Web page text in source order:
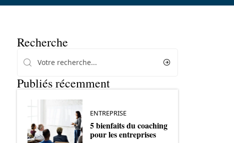
Recherche
Publiés récemment
ENTREPRISE
5 bienfaits du coaching
pour les entreprises